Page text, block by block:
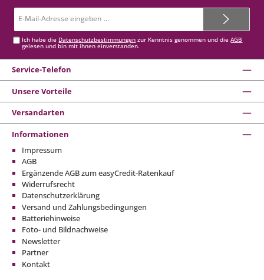
Mail-
Ich habe die Datenschutzbestimmungen zur Kenntnis genommen und dieAGB
gelesen und bin mit ihnen einverstanden.
Service-Telefon
Unsere Vorteile
Versandarten
Informationen
Impressum
AGB
Ergänzende AGB zum easyCredit-Ratenkauf
Widerrufsrecht
Datenschutzerklärung
Versand und Zahlungsbedingungen
Batteriehinweise
Foto- und Bildnachweise
Newsletter
Partner
Kontakt